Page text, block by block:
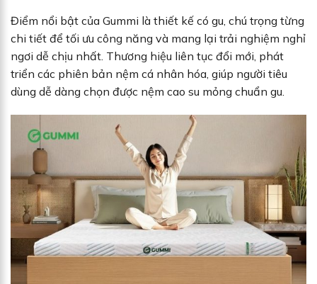
Điểm nổi bật của Gummi là thiết kế có gu, chú trọng từng
chi tiết để tối ưu công năng và mang lại trải nghiệm nghỉ
ngơi dễ chịu nhất. Thương hiệu liên tục đổi mới, phát
triển các phiên bản nệm cá nhân hóa, giúp người tiêu
dùng dễ dàng chọn được nệm cao su mỏng chuẩn gu.